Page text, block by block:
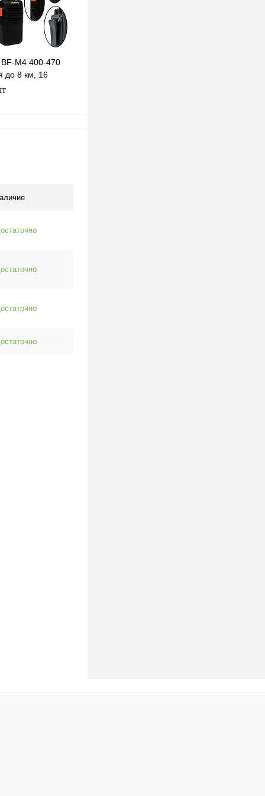
M4 400-470
до 8 км, 16
фонарик